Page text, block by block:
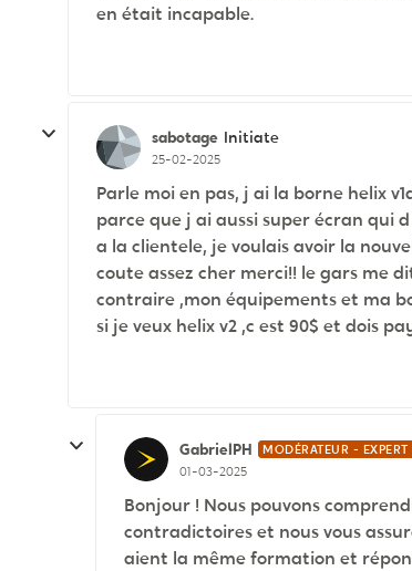
en était incapable.
sabotage Initiate
25-02-2025
Parle moi en pas, j ai la borne helix
parce que j ai aussi super écran qui
a la clientele, je voulais avoir la
coute assez cher merci!! le gars me
contraire ,mon équipements et ma
si je veux helix v2 ,c est 90$ et dois
GabrielPH MODÉRATEUR -
01-03-2025
Bonjour ! Nous pouvons
contradictoires et nous vous
aient la même formation et